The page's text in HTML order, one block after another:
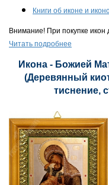
Книги об иконе и
Внимание! При покупке икон
Читать подробнее
Икона - Божией
(Деревянный
тиснение,